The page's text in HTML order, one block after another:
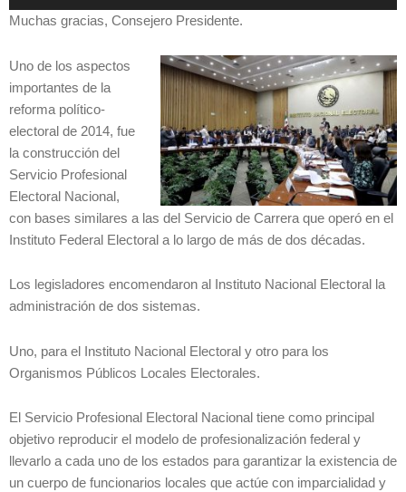
audio
Muchas gracias, Consejero Presidente.
Uno de los aspectos
importantes de la
reforma político-
electoral de 2014, fue
la construcción del
Servicio Profesional
Electoral Nacional,
con bases similares a las del Servicio de Carrera que operó en el
Instituto Federal Electoral a lo largo de más de dos décadas.
Los legisladores encomendaron al Instituto Nacional Electoral la
administración de dos sistemas.
Uno, para el Instituto Nacional Electoral y otro para los
Organismos Públicos Locales Electorales.
El Servicio Profesional Electoral Nacional tiene como principal
objetivo reproducir el modelo de profesionalización federal y
llevarlo a cada uno de los estados para garantizar la existencia de
un cuerpo de funcionarios locales que actúe con imparcialidad y